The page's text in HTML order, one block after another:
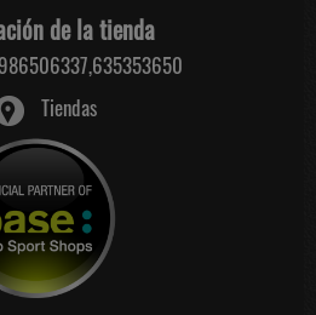
de la tienda
Tiendas